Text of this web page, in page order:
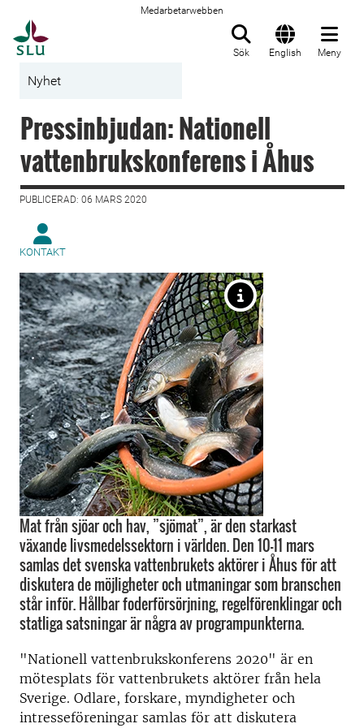
Medarbetarwebben
Sök English Meny
Nyhet
Pressinbjudan: Nationell
vattenbrukskonferens i Åhus
PUBLICERAD: 06 MARS 2020
KONTAKT
Mat från sjöar och hav, ”sjömat”, är den starkast
växande livsmedelssektorn i världen. Den 10-11 mars
samlas det svenska vattenbrukets aktörer i Åhus för att
diskutera de möjligheter och utmaningar som branschen
står inför. Hållbar foderförsörjning, regelförenklingar och
statliga satsningar är några av programpunkterna.
"Nationell vattenbrukskonferens 2020" är en
mötesplats för vattenbrukets aktörer från hela
Sverige. Odlare, forskare, myndigheter och
intresseföreningar samlas för att diskutera